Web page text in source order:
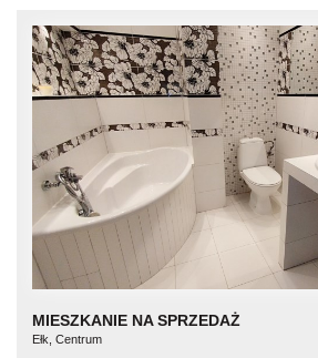
MIESZKANIE NA SPRZEDAŻ
Ełk, Centrum